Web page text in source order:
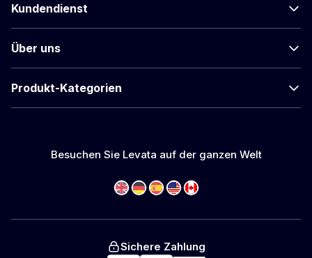
Kundendienst
Über uns
Produkt-Kategorien
Besuchen Sie Levata auf der ganzen Welt
Sichere Zahlung